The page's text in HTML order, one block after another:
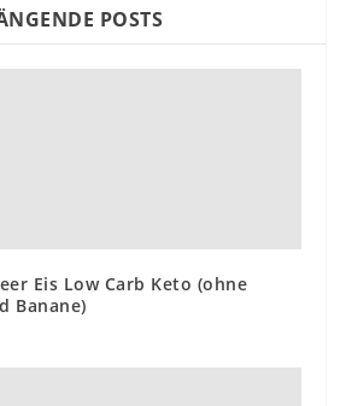
POSTS
Eis Low Carb Keto (ohne
Banane)